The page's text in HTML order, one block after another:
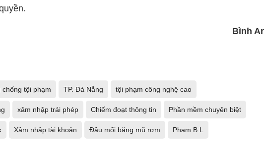
Bình
chống tội phạm TP. Đà Nẵng tội phạm công nghệ cao
xâm nhập trái phép Chiếm đoạt thông tin Phần mềm chuyên biệt
Xâm nhập tài khoản Đầu mối băng mũ rơm Phạm B.L